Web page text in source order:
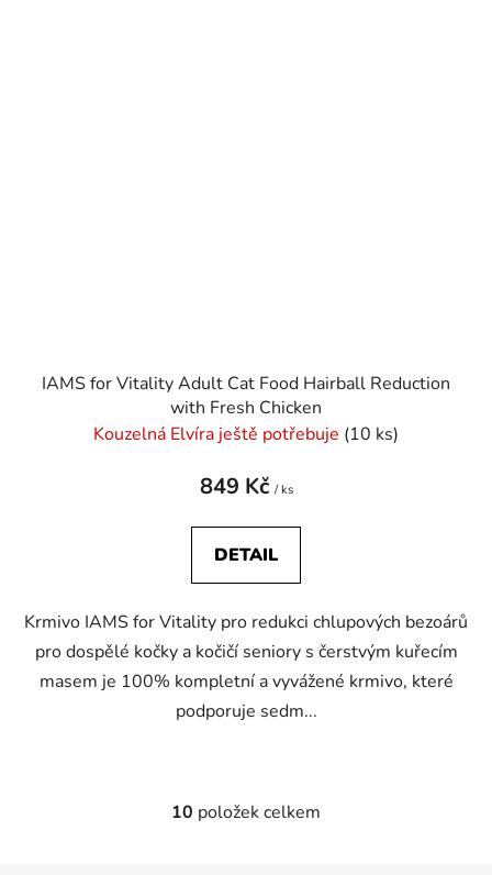
IAMS for Vitality Adult Cat Food Hairball Reduction
with Fresh Chicken
Kouzelná Elvíra ještě potřebuje (10 ks)
849 Kč / ks
DETAIL
Krmivo IAMS for Vitality pro redukci chlupových bezoárů
pro dospělé kočky a kočičí seniory s čerstvým kuřecím
masem je 100% kompletní a vyvážené krmivo, které
podporuje sedm...
O
10 položek celkem